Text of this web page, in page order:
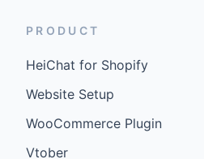
PRODUCT
HeiChat for Shopify
Website Setup
WooCommerce Plugin
Vtober